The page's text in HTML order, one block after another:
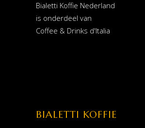
Bialetti Koffie Nederland
is onderdeel van
Coffee & Drinks d'Italia
BIALETTI KOFFIE